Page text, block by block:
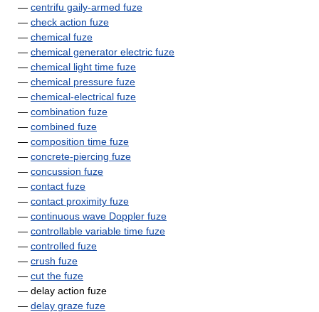
— centrifu gaily-armed fuze
— check action fuze
— chemical fuze
— chemical generator electric fuze
— chemical light time fuze
— chemical pressure fuze
— chemical-electrical fuze
— combination fuze
— combined fuze
— composition time fuze
— concrete-piercing fuze
— concussion fuze
— contact fuze
— contact proximity fuze
— continuous wave Doppler fuze
— controllable variable time fuze
— controlled fuze
— crush fuze
— cut the fuze
— delay action fuze
— delay graze fuze